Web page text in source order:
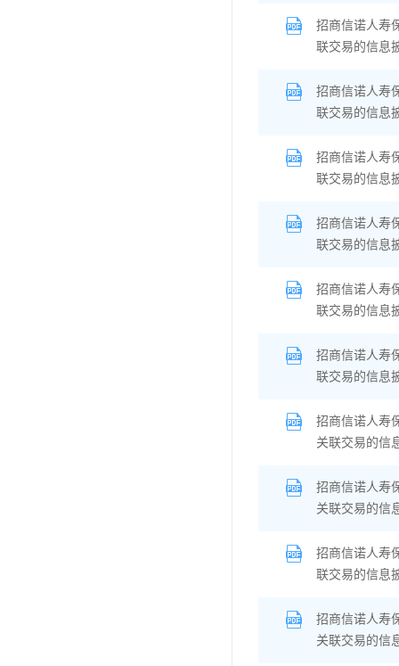
招商信诺人寿
联交易的信息
招商信诺人寿
联交易的信息
招商信诺人寿
联交易的信息
招商信诺人寿
联交易的信息
招商信诺人寿
联交易的信息
招商信诺人寿
联交易的信息
招商信诺人寿
关联交易的信
招商信诺人寿
关联交易的信
招商信诺人寿
联交易的信息
招商信诺人寿
关联交易的信